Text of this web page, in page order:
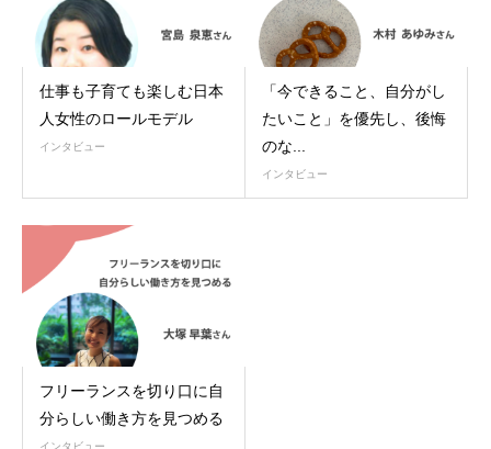
仕事も子育ても楽しむ日本
人女性のロールモデル
インタビュー
「今できること、自分がし
たいこと」を優先し、後悔
のな...
インタビュー
フリーランスを切り口に自
分らしい働き方を見つめる
インタビュー